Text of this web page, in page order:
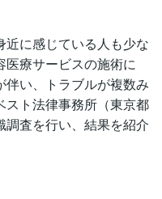
に感じている人も少な
医療サービスの施術に
い、トラブルが複数み
スト法律事務所（東京都
査を行い、結果を紹介